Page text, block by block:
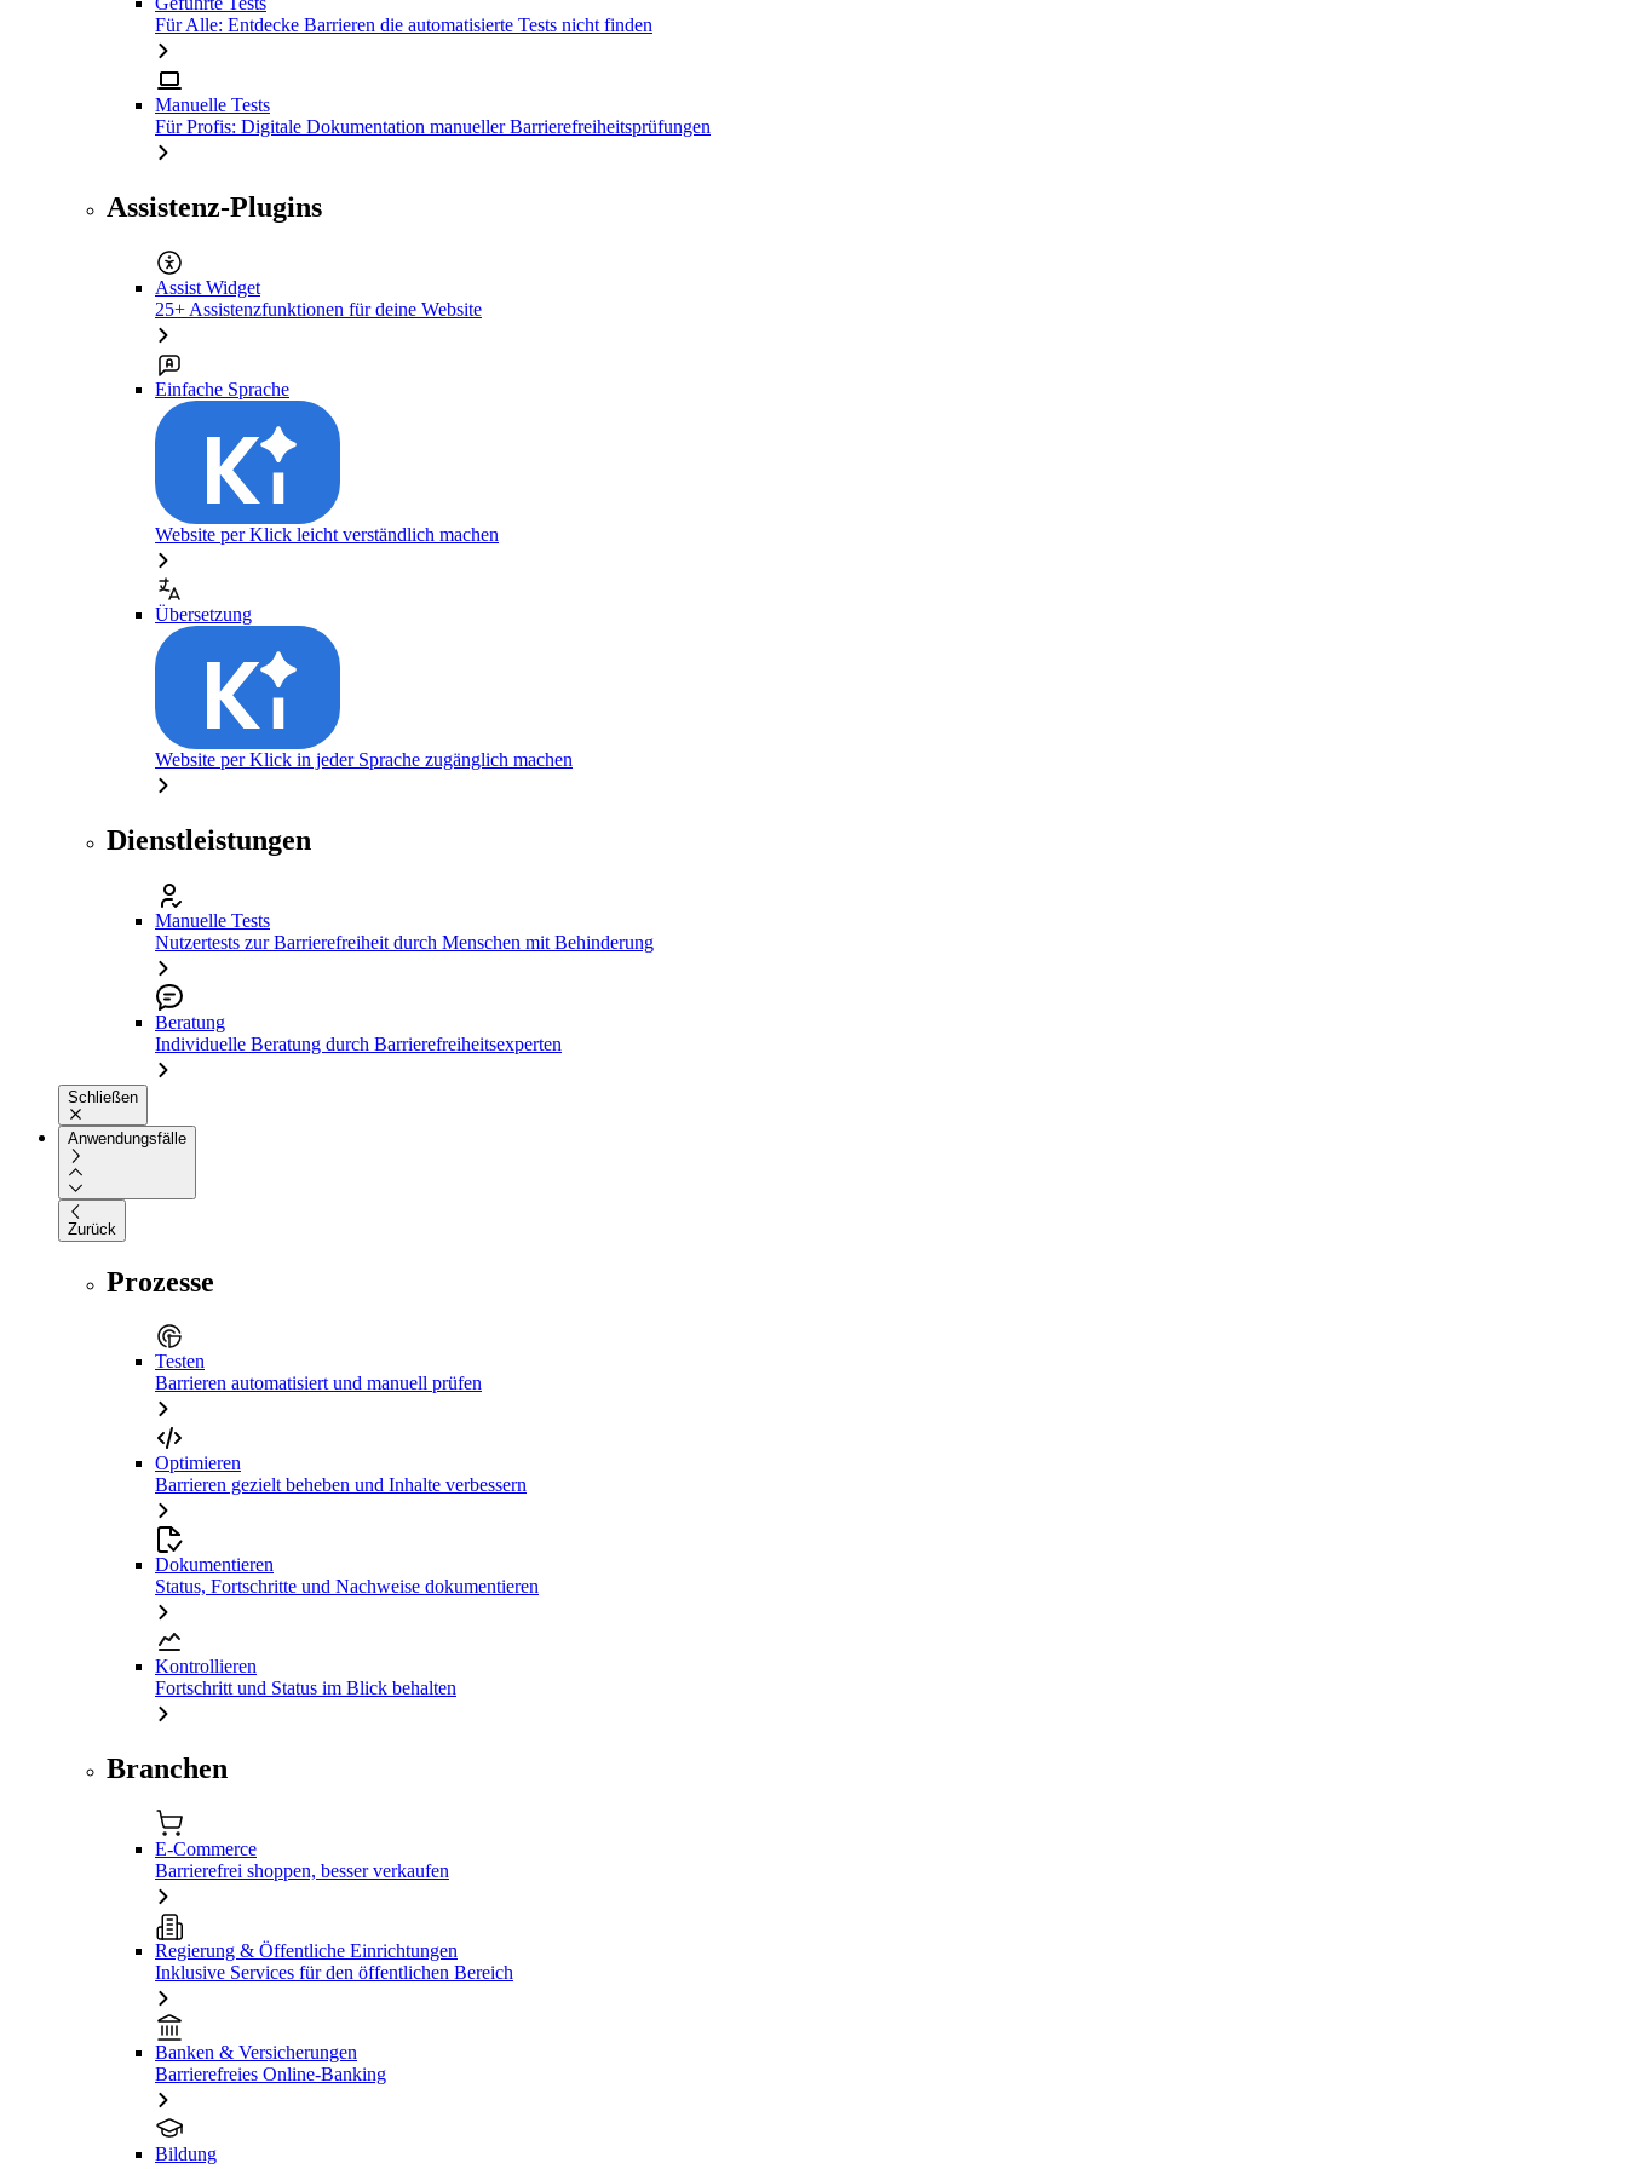
Für Alle: Entdecke Barrieren die automatisierte Tests nicht finden
Manuelle Tests
Für Profis: Digitale Dokumentation manueller Barrierefreiheitsprüfungen
Assistenz-Plugins
Assist Widget
25+ Assistenzfunktionen für deine Website
Einfache Sprache
Website per Klick leicht verständlich machen
Übersetzung
Website per Klick in jeder Sprache zugänglich machen
Dienstleistungen
Manuelle Tests
Nutzertests zur Barrierefreiheit durch Menschen mit Behinderung
Beratung
Individuelle Beratung durch Barrierefreiheitsexperten
Schließen
Anwendungsfälle
Zurück
Prozesse
Testen
Barrieren automatisiert und manuell prüfen
Optimieren
Barrieren gezielt beheben und Inhalte verbessern
Dokumentieren
Status, Fortschritte und Nachweise dokumentieren
Kontrollieren
Fortschritt und Status im Blick behalten
Branchen
E-Commerce
Barrierefrei shoppen, besser verkaufen
Regierung & Öffentliche Einrichtungen
Inklusive Services für den öffentlichen Bereich
Banken & Versicherungen
Barrierefreies Online-Banking
Bildung